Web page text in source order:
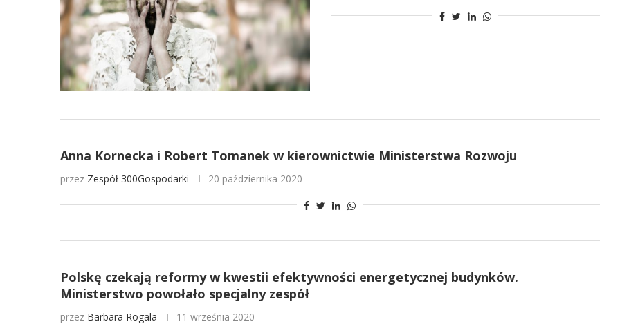
Anna Kornecka i Robert Tomanek w kierownictwie Ministerstwa Rozwoju
przez Zespół 300Gospodarki 20 października 2020
Polskę czekają reformy w kwestii efektywności energetycznej budynków.
Ministerstwo powołało specjalny zespół
przez Barbara Rogala 11 września 2020